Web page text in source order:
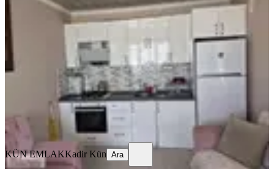
Sondurak Mevkinde
Bornova, Rafet Paşa Mahallesi
1+1
250 m²·
25.000 ₺
KÜN EMLAK Kadir Kün
Ara
KÜN EMLAKKadir Kün Ara